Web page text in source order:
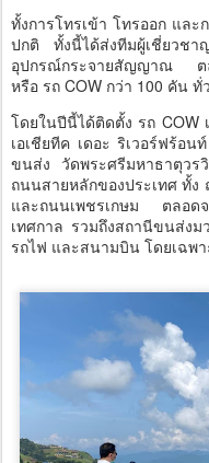
ทั้งการโทรเข้า โทรออก และ
ปกติ ทั้งนี้ได้ส่งทีมผู้เชี่ยวช
อุปกรณ์กระจายสัญญาณ ตล
หรือ รถ COW กว่า 100 คัน ทั่
โดยในปีนี้ได้ติดตั้ง รถ COW
เอเชียทีค เดอะ ริเวอร์ฟร้อ
ขนส่ง วัดพระศรีมหาธาตุวร
ถนนสายหลักของประเทศ ทั้
และถนนเพชรเกษม ตลอดจ
เทศกาล รวมถึงสถานีขนส่ง
รถไฟ และสนามบิน โดยเฉพ